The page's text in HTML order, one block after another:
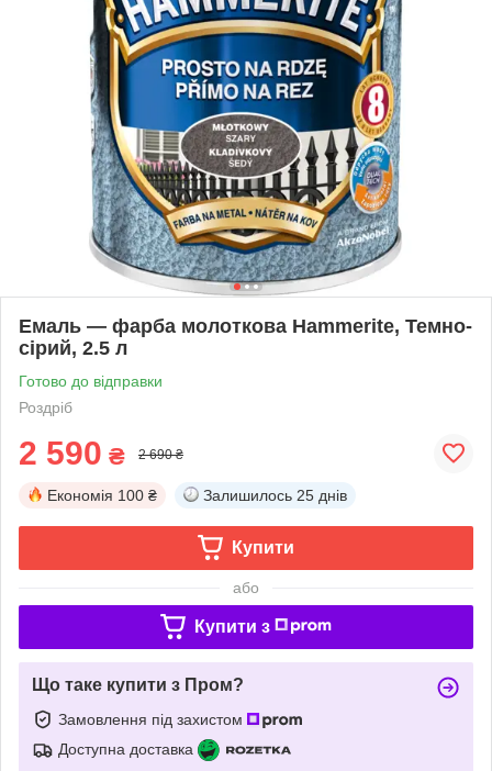
Емаль — фарба молоткова Hammerite, Темно-
сірий, 2.5 л
Готово до відправки
Роздріб
2 590 ₴ 2 690 ₴
Економія 100 ₴ Залишилось 25 днів
Купити
або
Купити з
Що таке купити з Пром?
Замовлення під захистом
Доступна доставка